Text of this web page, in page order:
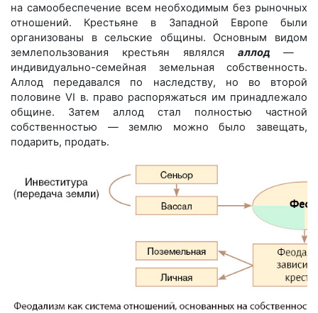
на самообеспечение всем необходимым без рыночных
отношений. Крестьяне в Западной Европе были
организованы в сельские общины. Основным видом
землепользования крестьян являлся аллод — ​
индивидуально-­семейная земельная собственность.
Аллод передавался по наследству, но во второй
половине VI в. право распоряжаться им ­принадлежало
общине. Затем аллод стал полностью частной
собственностью — ​землю можно было завещать,
подарить, продать.